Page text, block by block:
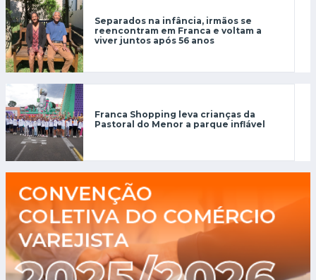
Separados na infância, irmãos se
reencontram em Franca e voltam a
viver juntos após 56 anos
Franca Shopping leva crianças da
Pastoral do Menor a parque inflável